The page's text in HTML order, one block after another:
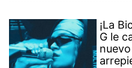
¡La
G le